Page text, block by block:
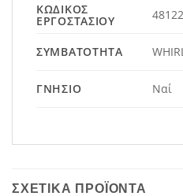
ΚΩΔΙΚΌΣ
ΕΡΓΟΣΤΑΣΊΟΥ
ΣΥΜΒΑΤΌΤΗΤΑ
ΓΝΉΣΙΟ Ναί
ΣΧΕΤΙΚΆ ΠΡΟΪΌΝΤΑ